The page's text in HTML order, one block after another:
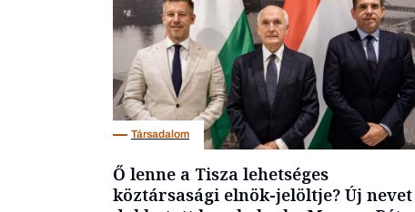
Társadalom
Ő lenne a Tisza lehetséges
köztársasági elnök-jelöltje? Új nevet